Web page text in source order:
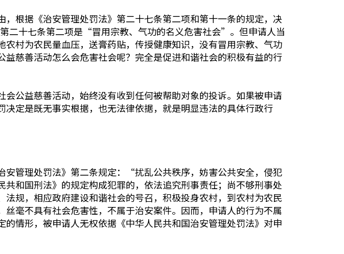
根据《治安管理处罚法》第二十七条第二项和第十一条的规定，决
二十七条第二项是“冒用宗教、气功的名义危害社会”。但申请人当
村为农民量血压，送膏药贴，传授健康知识，没有冒用宗教、气功
慈善活动怎么会危害社会呢？完全是促进和谐社会的积极有益的行
公益慈善活动，始终没有收到任何被帮助对象的投诉。如果被申请
定是既无事实根据，也无法律依据，就是明显违法的具体行政行
管理处罚法》第二条规定：“扰乱公共秩序，妨害公共安全，侵犯
和国刑法》的规定构成犯罪的，依法追究刑事责任；尚不够刑事处
规，相应政府建设和谐社会的号召，积极投身农村，到农村为农民
毫不具有社会危害性，不属于治安案件。因而，申请人的行为不属
情形，被申请人无权依据《中华人民共和国治安管理处罚法》对申